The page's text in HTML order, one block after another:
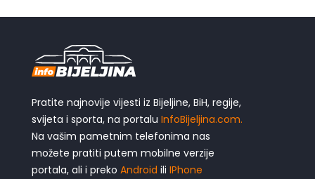
Pratite najnovije vijesti iz Bijeljine, BiH, regije,
svijeta i sporta, na portalu InfoBijeljina.com.
Na vašim pametnim telefonima nas
možete pratiti putem mobilne verzije
portala, ali i preko Android ili IPhone